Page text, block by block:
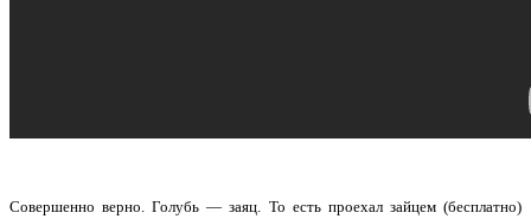
Совершенно верно. Голубь — заяц. То есть проехал зайцем (бесплатно)